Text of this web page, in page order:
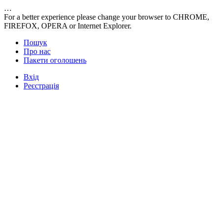
…
For a better experience please change your browser to CHROME,
FIREFOX, OPERA or Internet Explorer.
Пошук
Про нас
Пакети оголошень
Вхід
Реєстрація